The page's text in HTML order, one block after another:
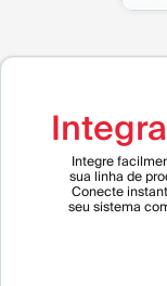
Integre
sua linha de
Conecte
seu sistema